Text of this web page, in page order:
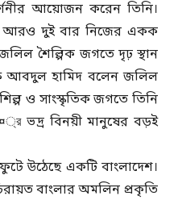
আয়োজন করেন তিনি।
আরও দুই বার নিজের একক
শৈল্পিক জগতে দৃঢ় স্থান
আবদুল হামিদ বলেন জলিল
ও সাংস্কৃতিক জগতে তিনি
ভদ্র বিনয়ী মানুষের বড়ই
উঠেছে একটি বাংলাদেশ।
বাংলার অমলিন প্রকৃতি